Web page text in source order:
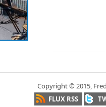
Copyright © 2015, Fred
FLUX RSS